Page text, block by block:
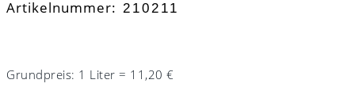
Artikelnummer: 210211
Grundpreis: 1 Liter = 11,20 €